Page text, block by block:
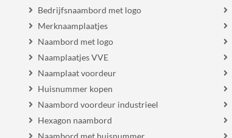
Bedrijfsnaambord met logo
Merknaamplaatjes
Naambord met logo
Naamplaatjes VVE
Naamplaat voordeur
Huisnummer kopen
Naambord voordeur industrieel
Hexagon naambord
Naambord met huisnummer